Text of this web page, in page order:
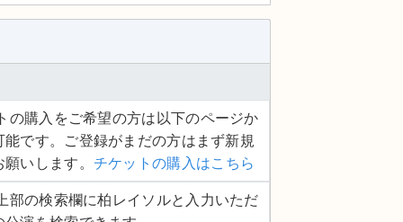
の購入をご希望の方は以下のページか
能です。ご登録がまだの方はまず新規
いします。 チケットの購入はこちら
部の検索欄に柏レイソルと入力いただ